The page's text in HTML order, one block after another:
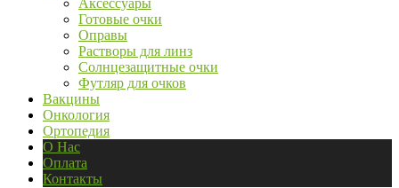
Аксессуары
Готовые очки
Оправы
Растворы для линз
Солнцезащитные очки
Футляр для очков
Вакцины
Онкология
Ортопедия
О Нас
Оплата
Контакты